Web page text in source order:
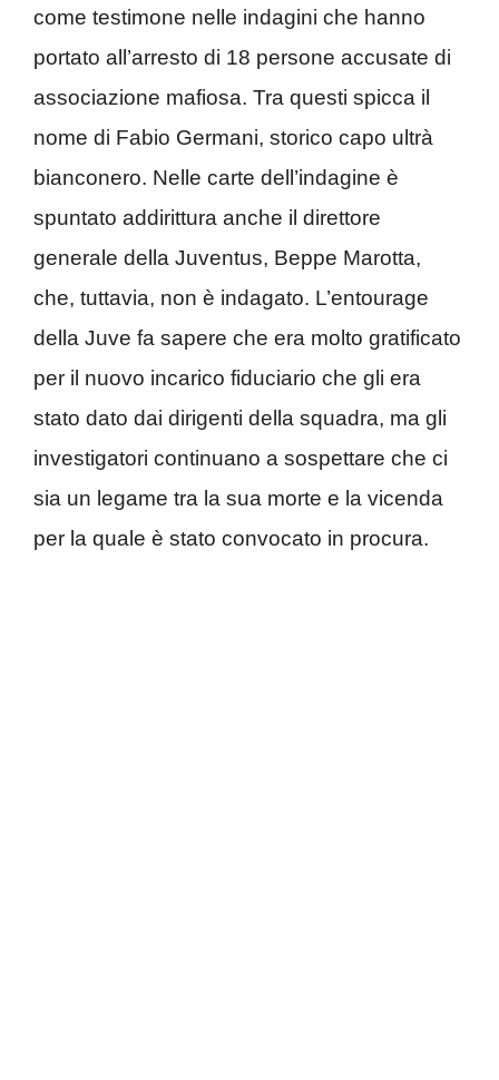
come testimone nelle indagini che hanno
portato all’arresto di 18 persone accusate di
associazione mafiosa. Tra questi spicca il
nome di Fabio Germani, storico capo ultrà
bianconero. Nelle carte dell’indagine è
spuntato addirittura anche il direttore
generale della Juventus, Beppe Marotta,
che, tuttavia, non è indagato. L’entourage
della Juve fa sapere che era molto gratificato
per il nuovo incarico fiduciario che gli era
stato dato dai dirigenti della squadra, ma gli
investigatori continuano a sospettare che ci
sia un legame tra la sua morte e la vicenda
per la quale è stato convocato in procura.